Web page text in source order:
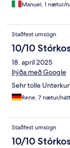
Manuel, 1 nætur/
Staðfest umsögn
10/10
18. apríl 2025
Þýða með Google
Sehr tolle
Rene, 7 nætur/
Staðfest umsögn
10/10